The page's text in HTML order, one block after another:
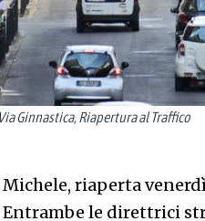
Ginnastica, Riapertura al Traffico
Michele, riaperta
le direttrici